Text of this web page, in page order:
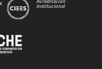
Institucional